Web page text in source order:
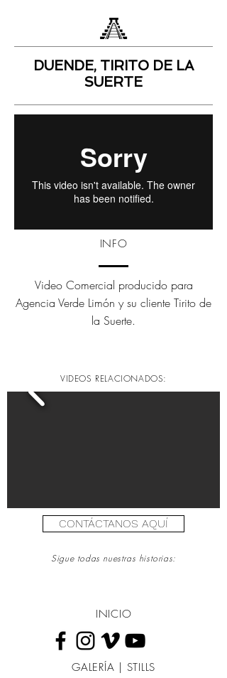
DUENDE, TIRITO DE LA
SUERTE
INFO
Video Comercial producido para
Agencia Verde Limón y su cliente Tirito de
la Suerte.
VIDEOS RELACIONADOS:
CONTÁCTANOS AQUÍ
Sigue todas nuestras historias:
INICIO
GALERÍA | STILLS